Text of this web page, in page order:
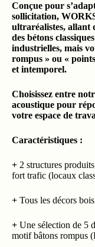
Conçue pour
sollicitation,
ultraréalistes, allant
des bétons
industrielles, mais
rompus » ou «
et intemporel.
Choisissez entre
acoustique pour
votre espace de
Caractéristiques :
+ 2 structures
fort trafic (locaux
+ Tous les décors
+ Une sélection de 5
motif bâtons rompus